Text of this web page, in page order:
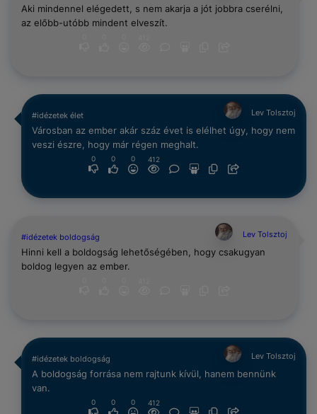
Aki mindennel elégedett, s nem akarja a jót jobbra cserélni,
az előbb-utóbb mindent elveszít.
#idézetek élet Lev Tolsztoj
Városban az ember akár száz évet is elélhet úgy, hogy nem
veszi észre, hogy már régen meghalt.
0 0 0 412
#idézetek boldogság Lev Tolsztoj
Hinni kell a boldogság lehetőségében, hogy csakugyan
boldog legyen az ember.
#idézetek boldogság Lev Tolsztoj
A boldogság forrása nem rajtunk kívül, hanem bennünk
van.
0 0 0 412